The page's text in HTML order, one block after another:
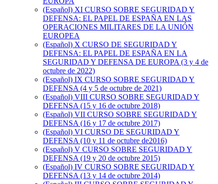
(Español) XI CURSO SOBRE SEGURIDAD Y
DEFENSA: EL PAPEL DE ESPAÑA EN LAS
OPERACIONES MILITARES DE LA UNIÓN
EUROPEA
(Español) X CURSO DE SEGURIDAD Y
DEFENSA: EL PAPEL DE ESPAÑA EN LA
SEGURIDAD Y DEFENSA DE EUROPA (3 y 4 de
octubre de 2022)
(Español) IX CURSO SOBRE SEGURIDAD Y
DEFENSA (4 y 5 de octubre de 2021)
(Español) VIII CURSO SOBRE SEGURIDAD Y
DEFENSA (15 y 16 de octubre 2018)
(Español) VII CURSO SOBRE SEGURIDAD Y
DEFENSA (16 y 17 de octubre 2017)
(Español) VI CURSO DE SEGURIDAD Y
DEFENSA (10 y 11 de octubre de2016)
(Español) V CURSO SOBRE SEGURIDAD Y
DEFENSA (19 y 20 de octubre 2015)
(Español) IV CURSO SOBRE SEGURIDAD Y
DEFENSA (13 y 14 de octubre 2014)